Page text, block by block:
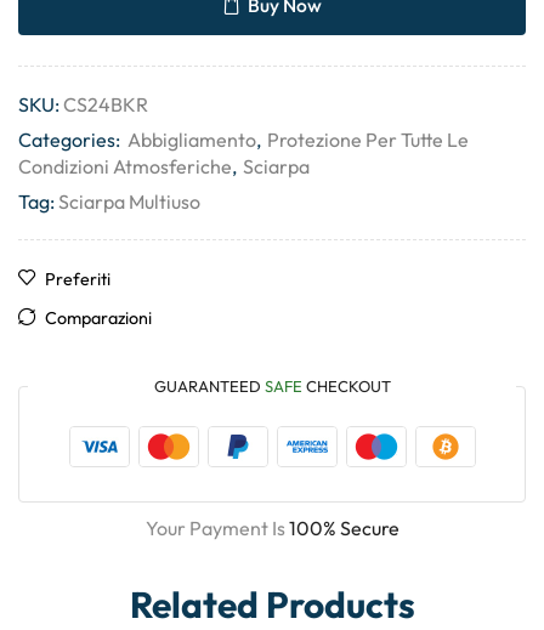
SKU:CS24BKR
Categories: Abbigliamento, Protezione Per Tutte Le
Condizioni Atmosferiche, Sciarpa
Tag:Sciarpa Multiuso
Preferiti
Comparazioni
GUARANTEED SAFE CHECKOUT
Your Payment Is100% Secure
Related Products